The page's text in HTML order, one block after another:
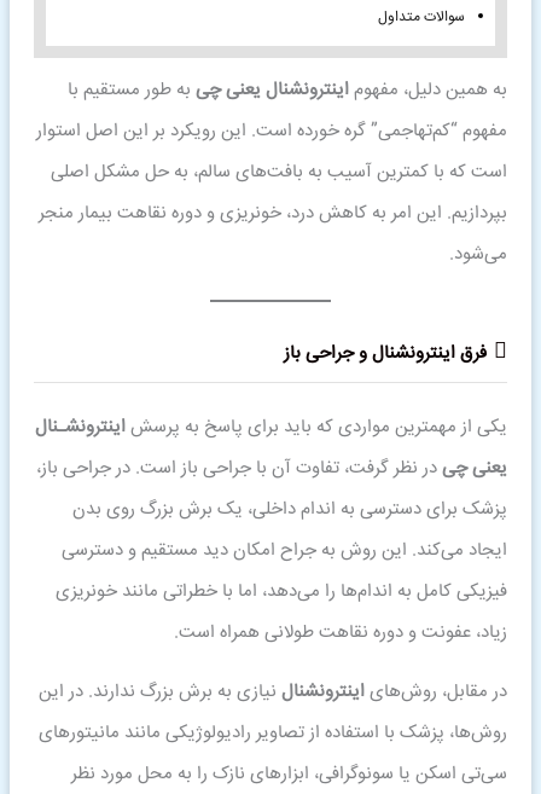
سوالات متداول
به همین دلیل، مفهوماینترونشنال یعنی چی به طور مستقیم با
مفهوم “کم‌تهاجمی” گره خورده است. این رویکرد بر این اصل استوار
است که با کمترین آسیب به بافت‌های سالم، به حل مشکل اصلی
بپردازیم. این امر به کاهش درد، خونریزی و دوره نقاهت بیمار منجر
می‌شود.
فرق اینترونشنال و جراحی باز
یکی از مهمترین مواردی که باید برای پاسخ به پرسشاینترونشـنال
یعنی چیدر نظر گرفت، تفاوت آن با جراحی باز است. در جراحی باز،
پزشک برای دسترسی به اندام داخلی، یک برش بزرگ روی بدن
ایجاد می‌کند. این روش به جراح امکان دید مستقیم و دسترسی
فیزیکی کامل به اندام‌ها را می‌دهد، اما با خطراتی مانند خونریزی
زیاد، عفونت و دوره نقاهت طولانی همراه است.
در مقابل، روش‌هایاینترونشنال نیازی به برش بزرگ ندارند. در این
روش‌ها، پزشک با استفاده از تصاویر رادیولوژیکی مانند مانیتورهای
سی‌تی اسکن یا سونوگرافی، ابزارهای نازک را به محل مورد نظر